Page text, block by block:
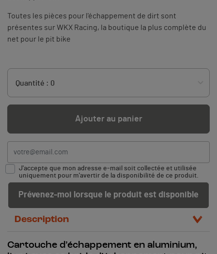
Toutes les pièces pour l'échappement de dirt sont
présentes sur WKX Racing, la boutique la plus complète du
net pour le pit bike
Ajouter au panier
J'accepte que mon adresse e-mail soit collectée et utilisée
uniquement pour m'avertir de la disponibilité de ce produit.
Prévenez-moi lorsque le produit est disponible
Description
Cartouche d’échappement en aluminium,